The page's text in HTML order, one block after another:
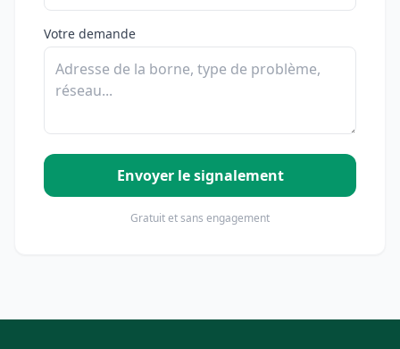
Votre demande
Envoyer le signalement
Gratuit et sans engagement